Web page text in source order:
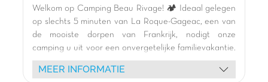
Welkom op Camping Beau Rivage! 🏕️ Ideaal gelegen
op slechts 5 minuten van La Roque-Gageac, een van
de mooiste dorpen van Frankrijk, nodigt onze
camping u uit voor een onvergetelijke familievakantie.
Geniet van een groot speels waterpark 🏊 met
glijbanen, waterstralen en een reusachtige
MEER INFORMATIE